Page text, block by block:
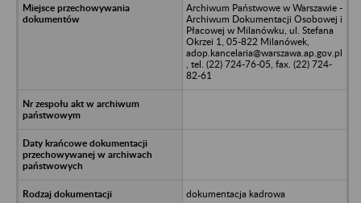
Archiwum Państwowe w Warszawie -
Archiwum Dokumentacji Osobowej i
Płacowej w Milanówku, ul. Stefana
Okrzei 1, 05-822 Milanówek,
adop.kancelaria@warszawa.ap.gov.pl
, tel. (22) 724-76-05, fax. (22) 724-
82-61
dokumentacja kadrowa